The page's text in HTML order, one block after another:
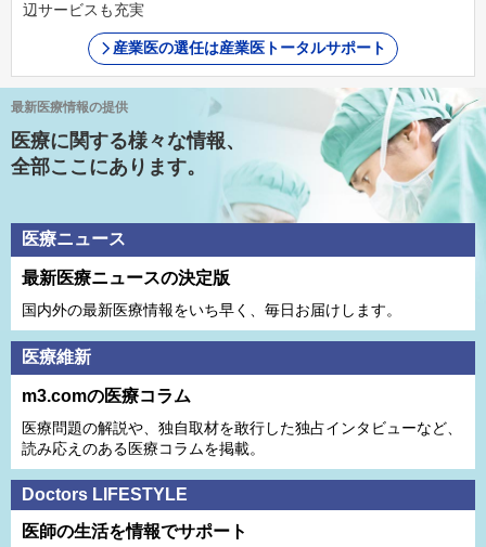
辺サービスも充実
産業医の選任は産業医トータルサポート
最新医療情報の提供
医療に関する様々な情報、
全部ここにあります。
医療ニュース
最新医療ニュースの決定版
国内外の最新医療情報をいち早く、毎日お届けします。
医療維新
m3.comの医療コラム
医療問題の解説や、独⾃取材を敢⾏した独占インタビューなど、
読み応えのある医療コラムを掲載。
Doctors LIFESTYLE
医師の生活を情報でサポート